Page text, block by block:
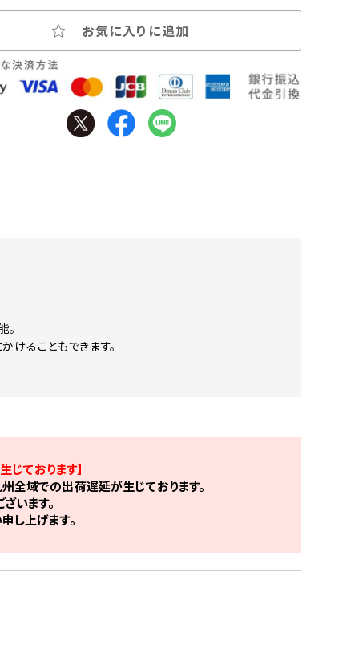
お気に入りに追加
。
けることもできます。
ております】
全域での出荷遅延が生じております。
います。
し上げます。